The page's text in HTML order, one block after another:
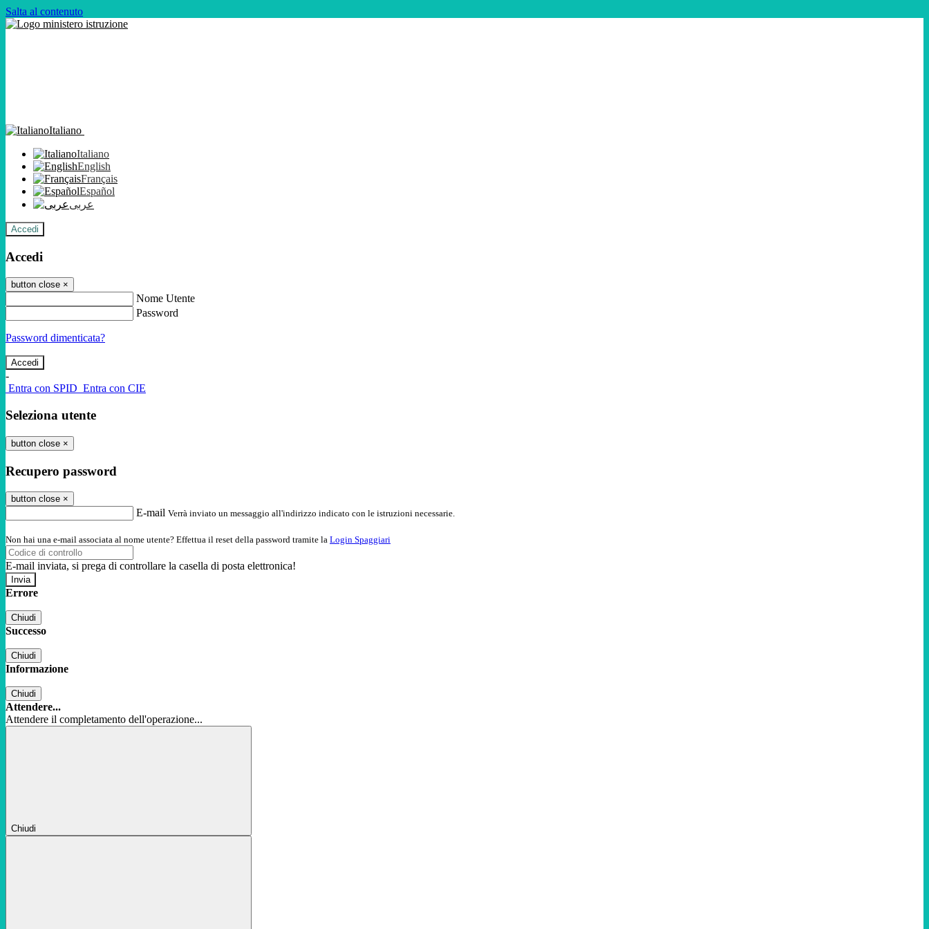
Salta al contenuto
Italiano
Italiano
English
Français
Español
عربى
Accedi
Accedi
button close ×
Nome Utente
Password
Password dimenticata?
-
Entra con SPID Entra con CIE
Seleziona utente
button close ×
Recupero password
button close ×
E-mail Verrà inviato un messaggio all'indirizzo indicato con le istruzioni necessarie.
Non hai una e-mail associata al nome utente? Effettua il reset della password tramite la Login Spaggiari
E-mail inviata, si prega di controllare la casella di posta elettronica!
Errore
Chiudi
Successo
Chiudi
Informazione
Chiudi
Attendere...
Attendere il completamento dell'operazione...
Chiudi